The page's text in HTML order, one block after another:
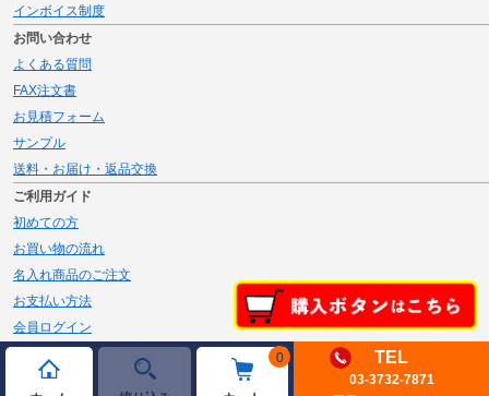
0 TEL
03-3732-7871
インボイス制度
お問い合わせ
よくある質問
FAX注文書
お見積フォーム
サンプル
送料・お届け・返品交換
ご利用ガイド
初めての方
お買い物の流れ
名入れ商品のご注文
お支払い方法
会員ログイン
メルマガ登録
新規会員登録